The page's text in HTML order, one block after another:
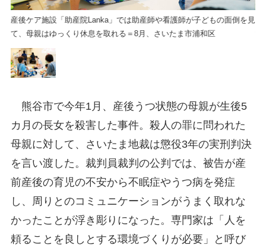
産後ケア施設「助産院Lanka」では助産師や看護師が子どもの面倒を見
て、母親はゆっくり休息を取れる＝8月、さいたま市浦和区
熊谷市で今年1月、産後うつ状態の母親が生後5
カ月の長女を殺害した事件。殺人の罪に問われた
母親に対して、さいたま地裁は懲役3年の実刑判決
を言い渡した。裁判員裁判の公判では、被告が産
前産後の育児の不安から不眠症やうつ病を発症
し、周りとのコミュニケーションがうまく取れな
かったことが浮き彫りになった。専門家は「人を
頼ることを良しとする環境づくりが必要」と呼び